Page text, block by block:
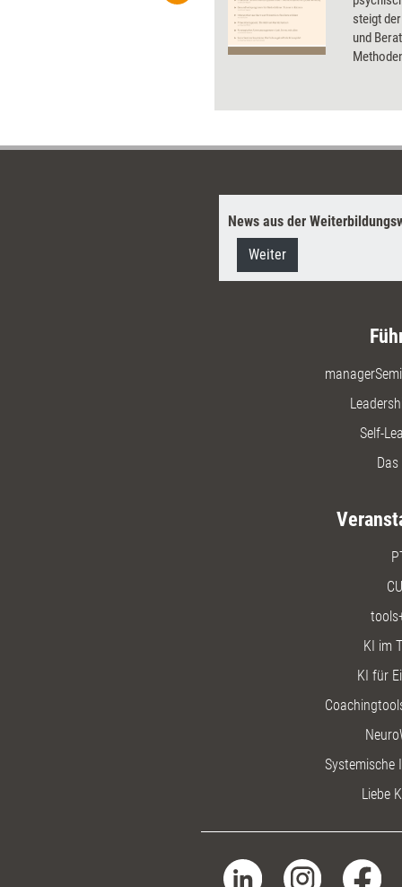
steigt
und
bringen
News aus der
Weiter
Self-
KI im
KI für
Systemische
Liebe